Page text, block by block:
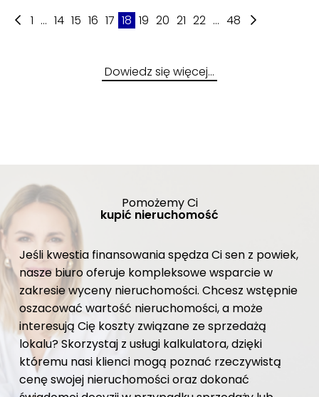
1 ... 14 15 16 17 18 19 20 21 22 ... 48
Dowiedz się więcej…
Pomożemy Ci
kupić nieruchomość
Jeśli kwestia finansowania spędza Ci sen z powiek,
nasze biuro oferuje kompleksowe wsparcie w
zakresie wyceny nieruchomości. Chcesz wstępnie
oszacować wartość nieruchomości, a może
interesują Cię koszty związane ze sprzedażą
lokalu? Skorzystaj z usługi kalkulatora, dzięki
któremu nasi klienci mogą poznać rzeczywistą
cenę swojej nieruchomości oraz dokonać